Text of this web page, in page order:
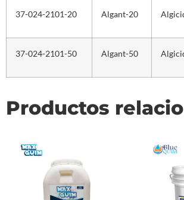
37-024-2101-20 Algant-20
37-024-2101-50 Algant-50
Productos